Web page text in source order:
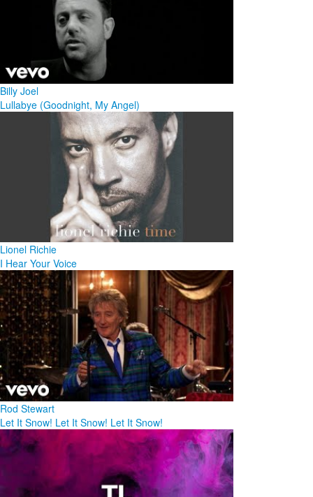
Billy Joel
Lullabye (Goodnight, My Angel)
Lionel Richie
I Hear Your Voice
Rod Stewart
Let It Snow! Let It Snow! Let It Snow!